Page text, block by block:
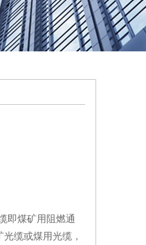
即煤矿用阻燃通
缆或煤用光缆，